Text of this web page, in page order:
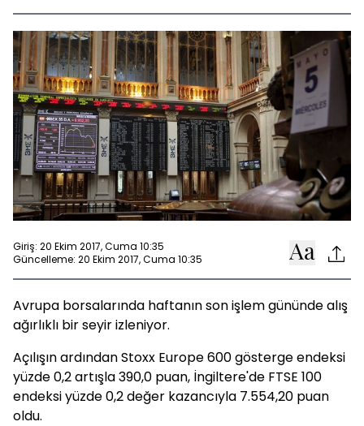
Giriş: 20 Ekim 2017, Cuma 10:35
Güncelleme: 20 Ekim 2017, Cuma 10:35
Avrupa borsalarında haftanın son işlem gününde alış
ağırlıklı bir seyir izleniyor.
Açılışın ardından Stoxx Europe 600 gösterge endeksi
yüzde 0,2 artışla 390,0 puan, İngiltere'de FTSE 100
endeksi yüzde 0,2 değer kazancıyla 7.554,20 puan
oldu.